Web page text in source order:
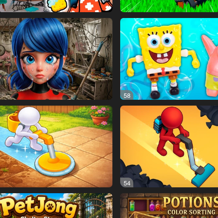
58
54